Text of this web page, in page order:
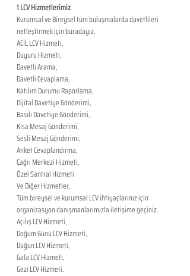
1 LCV Hizmetlerimiz
Kurumsal ve Bireysel tüm buluşmalarda davetlileri
netleştirmek için buradayız.
ACİL LCV Hizmeti,
Duyuru Hizmeti,
Davetli Arama,
Davetli Cevaplama,
Katılım Durumu Raporlama,
Dijital Davetiye Gönderimi,
Basılı Davetiye Gönderimi,
Kısa Mesaj Gönderimi,
Sesli Mesaj Gönderimi,
Anket Cevaplandırma,
Çağrı Merkezi Hizmeti,
Özel Santral Hizmeti
Ve Diğer Hizmetler,
​Tüm bireysel ve kurumsal LCV ihtiyaçlarınız için
organizasyon danışmanlarımızla iletişime geçiniz.
Açılış LCV Hizmeti,
Doğum Günü LCV Hizmeti,
Düğün LCV Hizmeti,
Gala LCV Hizmeti,
Gezi LCV Hizmeti,